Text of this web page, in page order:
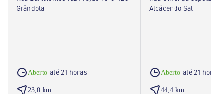
Grândola
Aberto até 21 horas
23,0 km
Alcácer do Sal
Aberto até 21
44,4 km